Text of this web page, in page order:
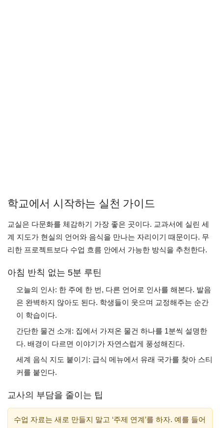
학교에서 시작하는 실천 가이드
교실은 다문화를 체감하기 가장 좋은 곳이다. 교과서에 실린 세
계 지도가 현실의 언어와 음식을 만나는 자리이기 때문이다. 무
리한 프로젝트보다 수업 흐름 안에서 가능한 방식을 추천한다.
아침 반칙 없는 5분 루틴
오늘의 인사: 한 주에 한 번, 다른 언어로 인사를 해본다. 발음
은 완벽하지 않아도 된다. 학생들이 웃으며 교정해주는 순간
이 학습이다.
간단한 물건 소개: 집에서 가져온 물건 하나를 1분씩 설명한
다. 배경이 다르면 이야기가 자연스럽게 풍성해진다.
세계 음식 지도 붙이기: 급식 메뉴에서 유래 국가를 찾아 스티
커를 붙인다.
교사의 부담을 줄이는 팁
수업 자료는 새로 만들지 말고 ‘주제 연계’를 하자. 예를 들어